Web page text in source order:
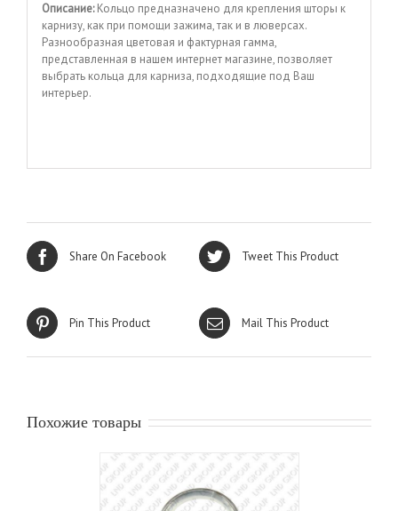
Описание:Кольцо предназначено для крепления шторы к
карнизу, как при помощи зажима, так и в люверсах.
Разнообразная цветовая и фактурная гамма,
представленная в нашем интернет магазине, позволяет
выбрать кольца для карниза, подходящие под Ваш
интерьер.
Share On Facebook Tweet This Product
Pin This Product Mail This Product
Похожие товары